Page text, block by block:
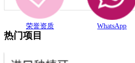
荣誉资质 WhatsApp
热门项目